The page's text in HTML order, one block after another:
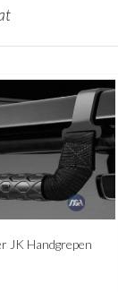
JK Handgrepen